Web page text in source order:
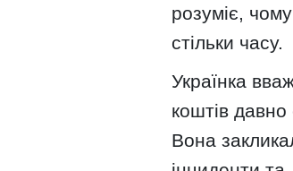
розуміє,
стільки часу.
Українка
коштів
Вона